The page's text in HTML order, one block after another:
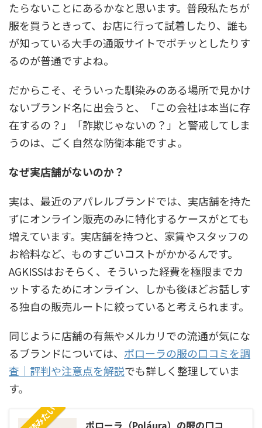
たらないことにあるかなと思います。普段私たちが
服を買うときって、お店に行って試着したり、誰も
が知っている大手の通販サイトでポチッとしたりす
るのが普通ですよね。
だからこそ、そういった馴染みのある場所で見かけ
ないブランド名に出会うと、「この会社は本当に存
在するの？」「詐欺じゃないの？」と警戒してしま
うのは、ごく自然な防衛本能ですよ。
なぜ実店舗がないのか？
実は、最近のアパレルブランドでは、実店舗を持た
ずにオンライン販売のみに特化するケースがとても
増えています。実店舗を持つと、家賃やスタッフの
お給料など、ものすごいコストがかかるんです。
AGKISSはおそらく、そういった経費を極限までカ
ットするためにオンライン、しかも後ほどお話しす
る独自の販売ルートに絞っていると考えられます。
同じように店舗の有無やメルカリでの流通が気にな
るブランドについては、 ポローラの服の口コミを調
査｜評判や注意点を解説でも詳しく整理していま
す。
ポローラ（Poláura）の服の口コ